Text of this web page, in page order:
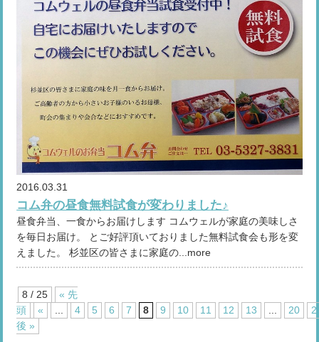
2016.03.31
コム弁の昼食無料試食が変わりました♪
昼食弁当、一食からお届けします コムウェルが家庭の美味しさ
を毎日お届け。 とご好評頂いておりました無料試食会も形を変
えました。 杉並区の皆さまに家庭の...more
8 / 25
« 先
頭
« ... 4 5 6 7 8 9 10 11 12 13 ... 20
後 »